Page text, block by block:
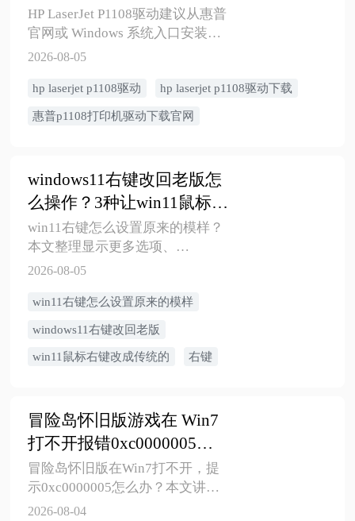
告版）
HP LaserJet P1108驱动建议从惠普
官网或 Windows 系统入口安装。
本文讲清惠普P1108打印机驱动下
骤、USB识别不到、驱动不可用、
打印不了等常见问题的排查方
2026-08-05
​hp laserjet p1108驱动 hp laserjet p1108驱动下载
惠普p1108打印机驱动下载官网
windows11右键改回老版怎
么操作？3种让win11鼠标右
键改成传统的方法
win11右键怎么设置原来的模样？
本文整理显示更多选项、
Windows11右键改回老版、右键管
手按需操作。
2026-08-05
win11右键怎么设置原来的模样
windows11右键改回老版
win11鼠标右键改成传统的 右键
冒险岛怀旧版游戏在 Win7
打不开报错0xc0000005怎
么办？6个方法
冒险岛怀旧版在Win7打不开，提
示0xc0000005怎么办？本文讲清
系统不兼容、DirectX/.NET运行
2026-08-04